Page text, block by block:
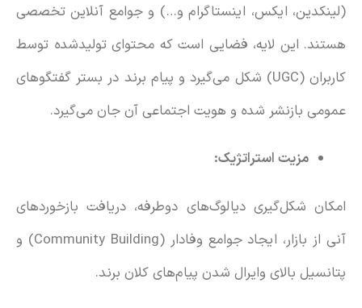
(لینکدین، ایکس، اینستاگرام و…) و جوامع آنلاین تخصصی
هستند. این لایه، فضایی است که محتوای تولیدشده توسط
کاربران (UGC) شکل می‌گیرد و پیام برند در بستر گفتگوهای
عمومی بازنشر شده و هویت اجتماعی آن جان می‌گیرد.
مزیت استراتژیک:
امکان شکل‌گیری دیالوگ‌های دوطرفه، دریافت بازخوردهای
آنی از بازار، ایجاد جوامع وفادار (Community Building) و
پتانسیل بالای وایرال شدن پیام‌های کلان برند.